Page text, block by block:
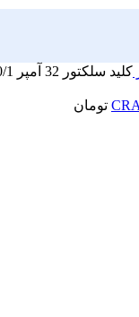
کلید سلکتور 32 آمپر 0/1 تک خانه
تومان